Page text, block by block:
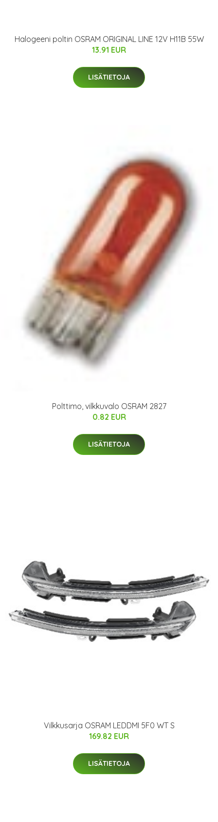
Halogeeni poltin OSRAM ORIGINAL LINE 12V H11B 55W
13.91 EUR
LISÄTIETOJA
Polttimo, vilkkuvalo OSRAM 2827
0.82 EUR
LISÄTIETOJA
Vilkkusarja OSRAM LEDDMI 5F0 WT S
169.82 EUR
LISÄTIETOJA